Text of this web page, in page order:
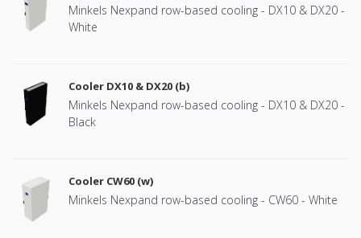
Minkels Nexpand row-based cooling - DX10 & DX20 -
White
Cooler DX10 & DX20 (b)
Minkels Nexpand row-based cooling - DX10 & DX20 -
Black
Cooler CW60 (w)
Minkels Nexpand row-based cooling - CW60 - White